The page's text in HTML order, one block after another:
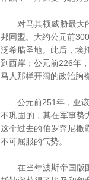
对马其顿威胁最大的
邦同盟。大约公元前
泛希腊圣地。此后，埃
到西岸；公元前226年
马人那样开阔的政治胸
公元前251年，亚该
不巩固的，其在军事势
这个过去的伯罗奔尼撒
不可屈服的气势。
在当年波斯帝国版图